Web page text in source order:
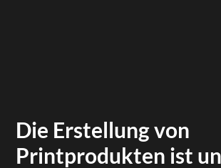
Die Erstellung von
Printprodukten ist